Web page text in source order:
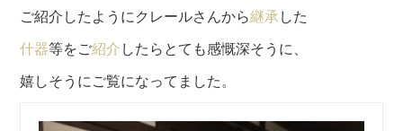
ご紹介したようにクレールさんから継承した
什器等をご紹介したらとても感慨深そうに、
嬉しそうにご覧になってました。